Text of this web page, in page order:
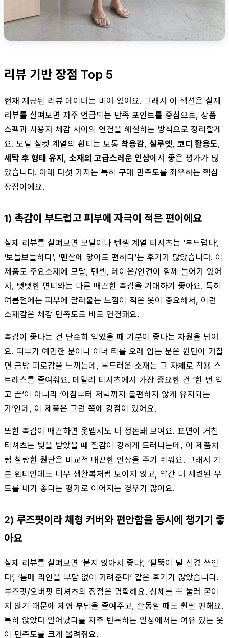
리뷰 기반 장점 Top 5
현재 제공된 리뷰 데이터는 비어 있어요. 그래서 이 섹션은 실제
리뷰를 살펴보면 자주 언급되는 만족 포인트를 중심으로, 상품
스펙과 사용자 체감 사이의 연결을 해설하는 방식으로 정리할게
요. 모달 실켓 계열의 흰티는 보통 착용감, 실루엣, 코디 활용도,
세탁 후 형태 유지, 소재의 고급스러운 인상에서 좋은 평가가 많
았습니다. 아래 다섯 가지는 특히 구매 만족도를 좌우하는 핵심
장점이에요.
1) 촉감이 부드럽고 피부에 자극이 적은 편이에요
실제 리뷰를 살펴보면 모달이나 텐셀 계열 티셔츠는 ‘부드럽다’,
‘보들보들하다’, ‘맨살에 닿아도 편하다’는 후기가 많았습니다. 이
제품도 주요소재에 모달, 텐셀, 레이온/인견이 함께 들어가 있어
서, 뻣뻣한 면티와는 다른 매끈한 촉감을 기대하기 좋아요. 특히
여름철에는 피부에 달라붙는 느낌이 적은 옷이 중요해서, 이런
소재감은 체감 만족도로 바로 연결돼요.
촉감이 좋다는 건 단순히 입었을 때 기분이 좋다는 차원을 넘어
요. 피부가 예민한 분이나 이너 티를 오래 입는 분은 원단이 거칠
면 금방 피로감을 느끼는데, 부드러운 소재는 그 자체로 착용 스
트레스를 줄여줘요. 데일리 티셔츠에서 가장 중요한 건 ‘한 번 입
고 끝’이 아니라 ‘아침부터 저녁까지 불편하지 않게 유지되는
가’인데, 이 제품은 그런 쪽에 강점이 있어요.
또한 촉감이 매끈하면 옷맵시도 더 정돈돼 보여요. 표면이 거친
티셔츠는 빛을 받았을 때 질감이 강하게 드러나는데, 이 제품처
럼 찰랑한 원단은 비교적 매끈한 인상을 주기 쉬워요. 그래서 기
본 흰티인데도 너무 생활복처럼 보이지 않고, 약간 더 세련된 무
드를 내기 좋다는 평가로 이어지는 경우가 많아요.
2) 루즈핏이라 체형 커버와 편안함을 동시에 챙기기 좋
아요
실제 리뷰를 살펴보면 ‘붙지 않아서 좋다’, ‘팔뚝이 덜 신경 쓰인
다’, ‘몸매 라인을 부담 없이 가려준다’ 같은 후기가 많았습니다.
루즈핏/오버핏 티셔츠의 장점은 명확해요. 상체를 꼭 눌러 붙이
지 않기 때문에 체형 부담을 줄여주고, 활동할 때도 훨씬 편해요.
특히 앉았다 일어났다를 자주 반복하는 일상에서는 여유 있는 옷
이 만족도를 크게 올려줘요.